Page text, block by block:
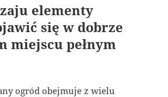
elementy
się w dobrze
miejscu pełnym
ogród obejmuje z wielu